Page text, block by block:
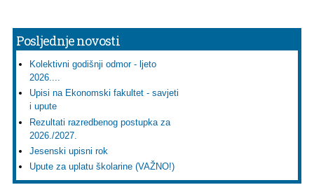
Posljednje novosti
Kolektivni godišnji odmor - ljeto
2026....
Upisi na Ekonomski fakultet - savjeti
i upute
Rezultati razredbenog postupka za
2026./2027.
Jesenski upisni rok
Upute za uplatu školarine (VAŽNO!)